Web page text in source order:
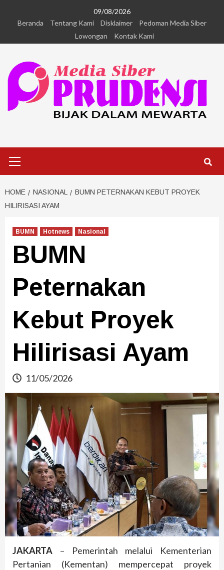
09/08/2026
Beranda
Tentang Kami Disklaimer
Pedoman Media Siber
Lowongan
Kontak Kami
HOME NASIONAL
BUMN PETERNAKAN KEBUT PROYEK
HILIRISASI AYAM
BUMN Hotnews Nasional
BUMN
Peternakan
Kebut Proyek
Hilirisasi Ayam
11/05/2026
JAKARTA – Pemerintah melalui Kementerian
Pertanian (Kementan) mempercepat proyek